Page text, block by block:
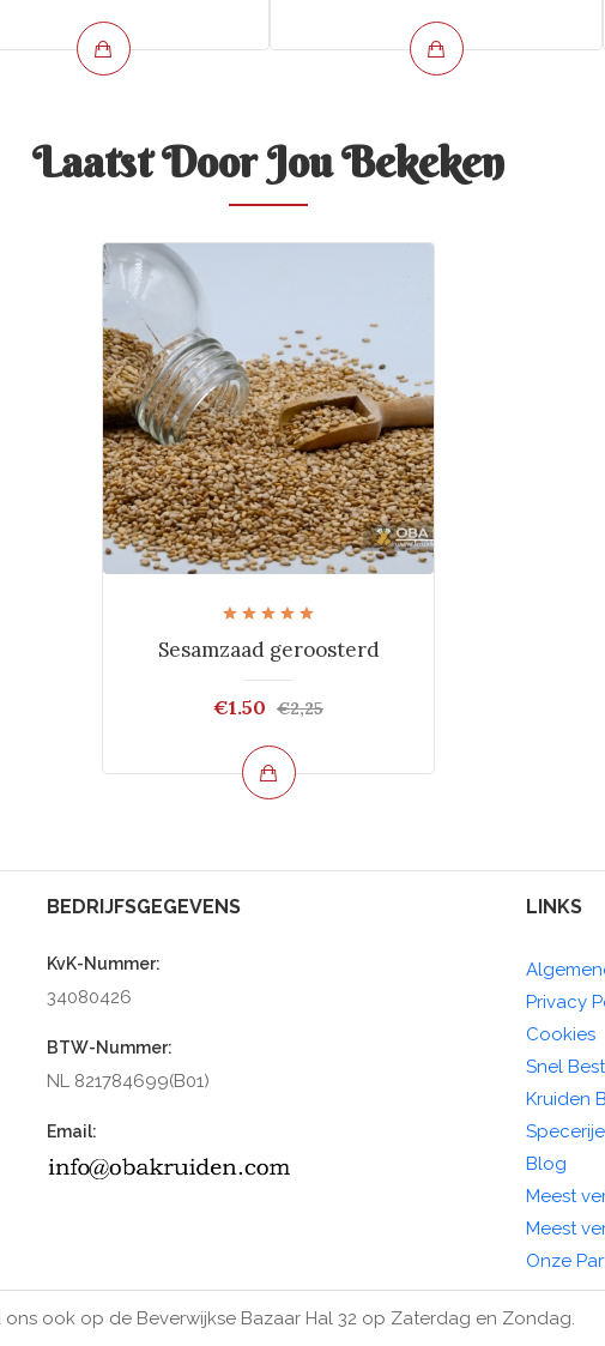
Laatst Door Jou Bekeken
Sesamzaad geroosterd
€1.50 €2,25
BEDRIJFSGEGEVENS
KvK-Nummer:
34080426
BTW-Nummer:
NL 821784699(B01)
Email:
LINKS
Privacy
Cookies
Snel
Kruiden
Blog
Meest
Meest
Onze
ons ook op de Beverwijkse Bazaar Hal 32 op Zaterdag en Zondag.